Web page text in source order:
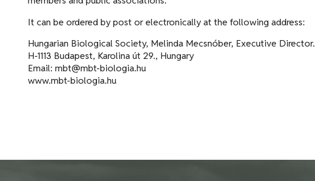
It can be ordered by post or electronically at the following address:
Hungarian Biological Society, Melinda Mecsnóber, Executive Director.
H-1113 Budapest, Karolina út 29., Hungary
Email: mbt@mbt-biologia.hu
www.mbt-biologia.hu